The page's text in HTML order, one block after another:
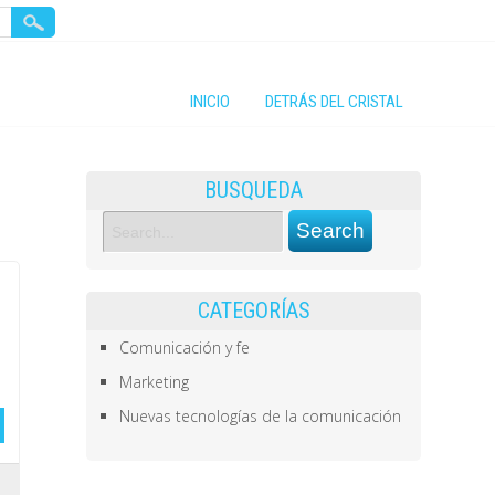
INICIO DETRÁS DEL CRISTAL
BUSQUEDA
CATEGORÍAS
Comunicación y fe
Marketing
Nuevas tecnologías de la comunicación